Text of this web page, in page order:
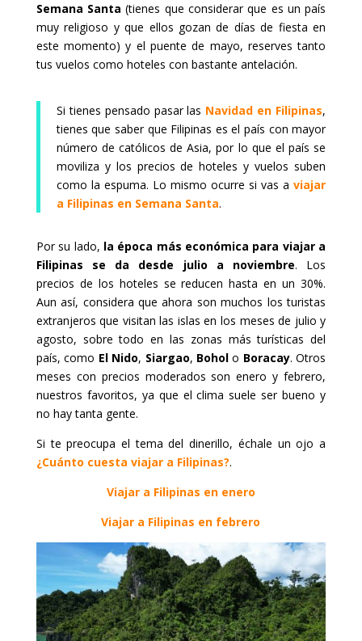
Semana Santa (tienes que considerar que es un país
muy religioso y que ellos gozan de días de fiesta en
este momento) y el puente de mayo, reserves tanto
tus vuelos como hoteles con bastante antelación.
Si tienes pensado pasar las Navidad en Filipinas,
tienes que saber que Filipinas es el país con mayor
número de católicos de Asia, por lo que el país se
moviliza y los precios de hoteles y vuelos suben
como la espuma. Lo mismo ocurre si vas aviajar
a Filipinas en Semana Santa.
Por su lado, la época más económica para viajar a
Filipinas se da desde julio a noviembre. Los
precios de los hoteles se reducen hasta en un 30%.
Aun así, considera que ahora son muchos los turistas
extranjeros que visitan las islas en los meses de julio y
agosto, sobre todo en las zonas más turísticas del
país, como El Nido, Siargao, Boholo Boracay. Otros
meses con precios moderados son enero y febrero,
nuestros favoritos, ya que el clima suele ser bueno y
no hay tanta gente.
Si te preocupa el tema del dinerillo, échale un ojo a
¿Cuánto cuesta viajar a Filipinas?.
Viajar a Filipinas en enero
Viajar a Filipinas en febrero